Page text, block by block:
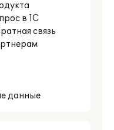
в 1С
связь
данные